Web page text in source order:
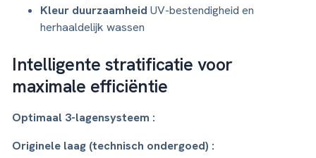
Kleur duurzaamheid UV-bestendigheid en
herhaaldelijk wassen
Intelligente stratificatie voor
maximale efficiëntie
Optimaal 3-lagensysteem :
Originele laag (technisch ondergoed) :